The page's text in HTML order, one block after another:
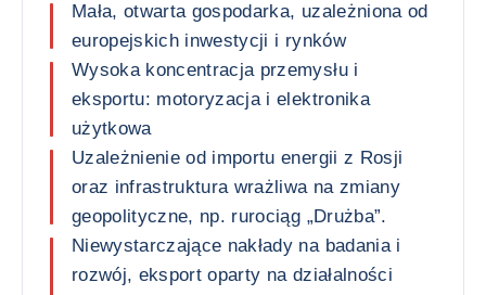
Mała, otwarta gospodarka, uzależniona od
europejskich inwestycji i rynków
Wysoka koncentracja przemysłu i
eksportu: motoryzacja i elektronika
użytkowa
Uzależnienie od importu energii z Rosji
oraz infrastruktura wrażliwa na zmiany
geopolityczne, np. rurociąg „Drużba”.
Niewystarczające nakłady na badania i
rozwój, eksport oparty na działalności